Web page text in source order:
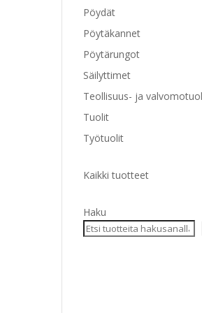
Pöydät
Pöytäkannet
Pöytärungot
Säilyttimet
Teollisuus- ja
Tuolit
Työtuolit
Kaikki tuotteet
Haku